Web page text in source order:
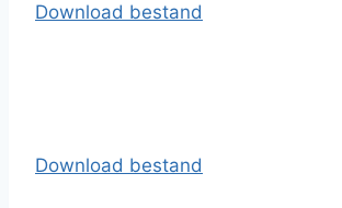
Download bestand
Download bestand